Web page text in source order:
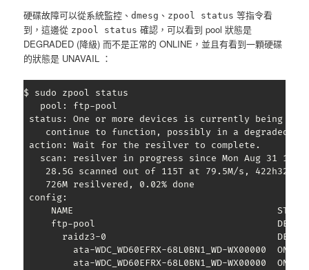
硬碟故障可以從系統監控、dmesg 、 zpool status 等指令看
到，這邊從 zpool status 確認，可以看到 pool 狀態是
DEGRADED (降級) 而不是正常的 ONLINE，並且有看到一顆硬碟
的狀態是 UNAVAIL ：
$ sudo zpool status
   pool: ftp-pool
status: One or more devices is currently being
action: Wait for the resilver to complete.
scan: resilver in progress since Mon Aug 31
config:
NAME
ftp-pool
raidz3-0
ata-WDC_WD60EFRX-68L0BN1_WD-WX00000
ata-WDC_WD60EFRX-68L0BN1_WD-WX00000